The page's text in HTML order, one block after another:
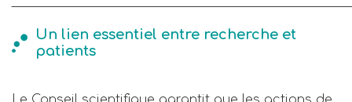
Un lien essentiel entre recherche et
patients